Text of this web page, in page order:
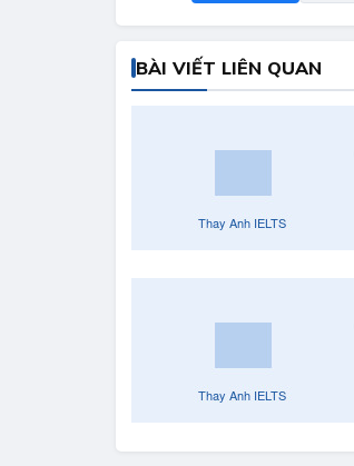
BÀI VIẾT LIÊN QUAN